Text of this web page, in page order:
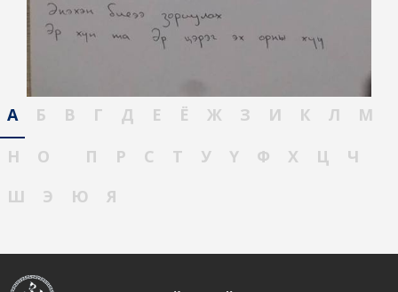
А Б В Г Д Е Ё Ж З И К Л
М
Н
О П Р С Т У Ү Ф Х Ц
Ч
Ш
Э Ю Я